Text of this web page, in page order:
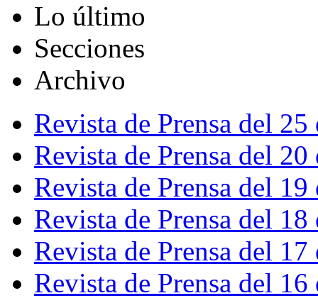
Lo último
Secciones
Archivo
Revista de Prensa del
Revista de Prensa del
Revista de Prensa del
Revista de Prensa del
Revista de Prensa del
Revista de Prensa del